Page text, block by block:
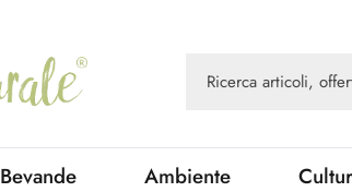
Bevande Ambiente